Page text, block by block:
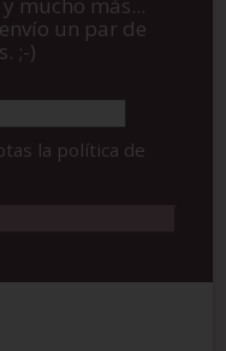
un par de
;-)
la política de